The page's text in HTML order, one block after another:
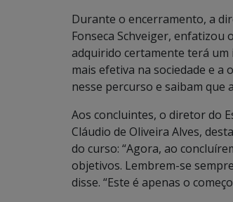
Durante o encerramento, a
Fonseca Schveiger, enfatizou
adquirido certamente terá um
mais efetiva na sociedade e
nesse percurso e saibam que
Aos concluintes, o diretor do
Cláudio de Oliveira Alves,
do curso: “Agora, ao
objetivos. Lembrem-se
disse. “Este é apenas o